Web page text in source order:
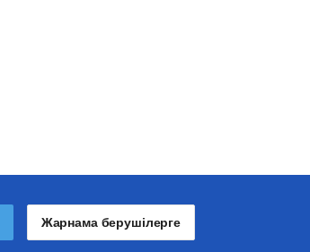
Жарнама берушілерге